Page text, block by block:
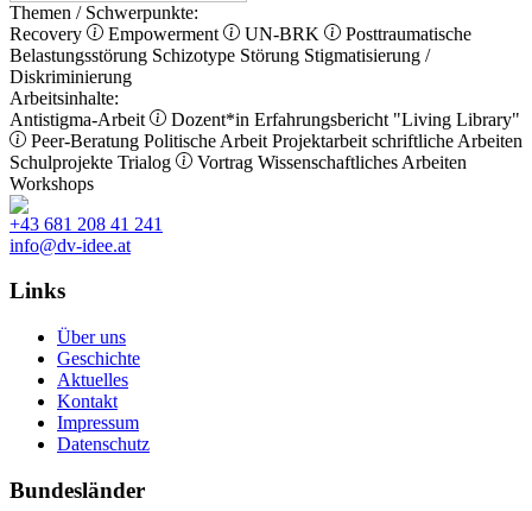
Themen / Schwerpunkte:
Recovery
Empowerment UN-BRK
Posttraumatische
Belastungsstörung Schizotype Störung Stigmatisierung /
Diskriminierung
Arbeitsinhalte:
Antistigma-Arbeit
Dozent*in Erfahrungsbericht "Living Library"
Peer-Beratung Politische Arbeit Projektarbeit schriftliche Arbeiten
Schulprojekte Trialog Vortrag Wissenschaftliches Arbeiten
Workshops
+43 681 208 41 241
info@dv-idee.at
Links
Über uns
Geschichte
Aktuelles
Kontakt
Impressum
Datenschutz
Bundesländer